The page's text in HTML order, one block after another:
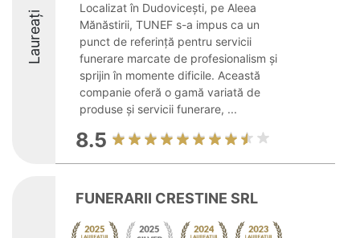
Laureați
Localizat în Dudovicești, pe Aleea
Mănăstirii, TUNEF s-a impus ca un
punct de referință pentru servicii
funerare marcate de profesionalism și
sprijin în momente dificile. Această
companie oferă o gamă variată de
produse și servicii funerare, ...
8.5
FUNERARII CRESTINE SRL